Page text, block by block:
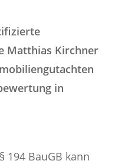
Matthias Kirchner
in
194 BauGB kann